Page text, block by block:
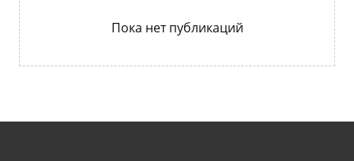
Пока нет публикаций